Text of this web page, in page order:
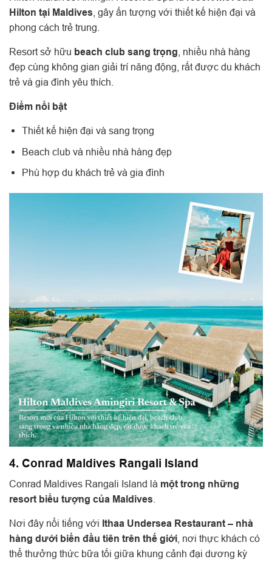
Hilton tại Maldives , gây ấn tượng với thiết kế hiện đại và
phong cách trẻ trung.
Resort sở hữu beach club sang trọng , nhiều nhà hàng
đẹp cùng không gian giải trí năng động, rất được du khách
trẻ và gia đình yêu thích.
Điểm nổi bật
Thiết kế hiện đại và sang trọng
Beach club và nhiều nhà hàng đẹp
Phù hợp du khách trẻ và gia đình
4. Conrad Maldives Rangali Island
Conrad Maldives Rangali Island là một trong những
resort biểu tượng của Maldives
Nơi đây nổi tiếng với Ithaa Undersea Restaurant – nhà
hàng dưới biển đầu tiên trên thế giới , nơi thực khách có
thể thưởng thức bữa tối giữa khung cảnh đại dương kỳ